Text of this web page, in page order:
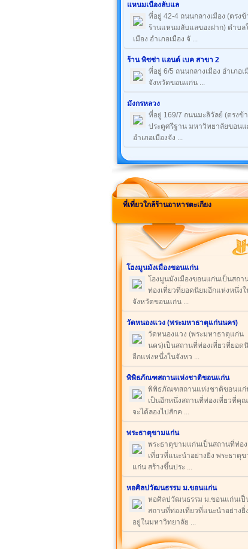
แหนมเนืองลับแล
ที่อยู่ 42-4 ถนนกลางเมือง (ตรงข้
ร้านแหนมลับแลของฝาก) ตำบล
เมือง อำเภอเมือง จั ...
ร้าน พิซซ่า แอนด์ เบค สาขา 2
ที่อยู่ 6/5 ถนนกลางเมือง อำเภอเ
จังหวัดขอนแก่น ...
มังกรหลวง
ที่อยู่ 169/7 ถนนมะลิวัลย์ (ตรงข้
ประตูศรีฐาน มหาวิทยาลัยขอน
อำเภอเมืองจัง ...
ที่เที่ยวใกล้ร้านอาหารตะเกียง
โฮงมูนมังเมืองขอนแก่น
โฮงมูนมังเมืองขอนแก่นเป็นสถา
ท่องเที่ยวที่ยอดนิยมอีกแห่งหนึ่งใ
จังหวัดขอนแก่น ...
วัดหนองแวง (พระมหาธาตุแก่นนคร)
วัดหนองแวง (พระมหาธาตุแก่น
นคร)เป็นสถานที่ท่องเที่ยวที่ยอด
อีกแห่งหนึ่งในจังหว ...
พิพิธภัณฑสถานแห่งชาติขอนแก่น
พิพิธภัณฑสถานแห่งชาติขอนแก่
เป็นอีกหนึ่งสถานที่ท่องเที่ยวที่คุ
จะได้ลองไปสักค ...
พระธาตุขามแก่น
พระธาตุขามแก่นเป็นสถานที่ท่อง
เที่ยวที่แนะนำอย่างยิ่ง พระธาตุข
แก่น สร้างขึ้นประ ...
หอศิลปวัฒนธรรม ม.ขอนแก่น
หอศิลปวัฒนธรรม ม.ขอนแก่นเป็
สถานที่ท่องเที่ยวที่แนะนำอย่างยิ่ง
อยู่ในมหาวิทยาลัย ...